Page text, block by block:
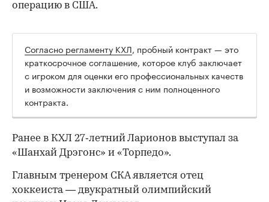
операцию в США.
Согласно регламенту КХЛ, пробный контракт — это
краткосрочное соглашение, которое клуб заключает
с игроком для оценки его профессиональных качеств
и возможности заключения с ним полноценного
контракта.
Ранее в КХЛ 27‑летний Ларионов выступал за
«Шанхай Дрэгонс» и «Торпедо».
Главным тренером СКА является отец
хоккеиста — двукратный олимпийский